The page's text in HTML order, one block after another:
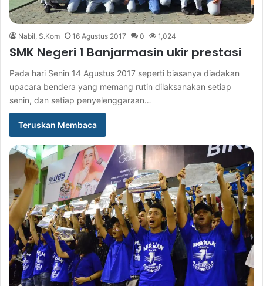
Nabil, S.Kom 16 Agustus 2017 0 1,024
SMK Negeri 1 Banjarmasin ukir prestasi
Pada hari Senin 14 Agustus 2017 seperti biasanya diadakan
upacara bendera yang memang rutin dilaksanakan setiap
senin, dan setiap penyelenggaraan…
Teruskan Membaca